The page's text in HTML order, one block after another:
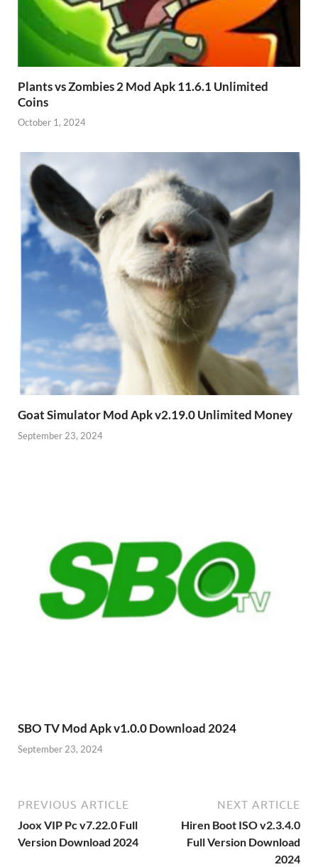
Plants vs Zombies 2 Mod Apk 11.6.1 Unlimited
Coins
October 1, 2024
Goat Simulator Mod Apk v2.19.0 Unlimited Money
September 23, 2024
SBO TV Mod Apk v1.0.0 Download 2024
September 23, 2024
PREVIOUS ARTICLE
Joox VIP Pc v7.22.0 Full
Version Download 2024
NEXT ARTICLE
Hiren Boot ISO v2.3.4.0
Full Version Download
2024